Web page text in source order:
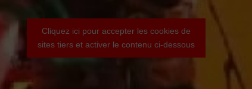
Cliquez ici pour accepter les cookies de
sites tiers et activer le contenu ci-dessous